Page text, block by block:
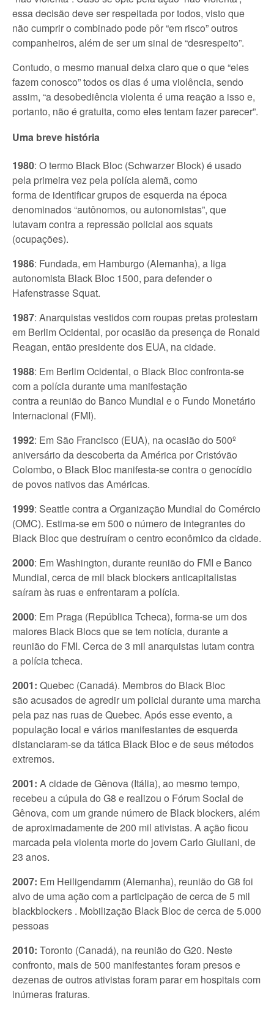
essa decisão deve ser respeitada por todos, visto que
não cumprir o combinado pode pôr “em risco” outros
companheiros, além de ser um sinal de “desrespeito”.
Contudo, o mesmo manual deixa claro que o que “eles
fazem conosco” todos os dias é uma violência, sendo
assim, “a desobediência violenta é uma reação a isso e,
portanto, não é gratuita, como eles tentam fazer parecer”.
Uma breve história
1980: O termo Black Bloc (Schwarzer Block) é usado
pela primeira vez pela polícia alemã, como
forma de identificar grupos de esquerda na época
denominados “autônomos, ou autonomistas”, que
lutavam contra a repressão policial aos squats
(ocupações).
1986: Fundada, em Hamburgo (Alemanha), a liga
autonomista Black Bloc 1500, para defender o
Hafenstrasse Squat.
1987: Anarquistas vestidos com roupas pretas protestam
em Berlim Ocidental, por ocasião da presença de Ronald
Reagan, então presidente dos EUA, na cidade.
1988: Em Berlim Ocidental, o Black Bloc confronta-se
com a polícia durante uma manifestação
contra a reunião do Banco Mundial e o Fundo Monetário
Internacional (FMI).
1992: Em São Francisco (EUA), na ocasião do 500º
aniversário da descoberta da América por Cristóvão
Colombo, o Black Bloc manifesta-se contra o genocídio
de povos nativos das Américas.
1999: Seattle contra a Organização Mundial do Comércio
(OMC). Estima-se em 500 o número de integrantes do
Black Bloc que destruíram o centro econômico da cidade.
2000: Em Washington, durante reunião do FMI e Banco
Mundial, cerca de mil black blockers anticapitalistas
saíram às ruas e enfrentaram a polícia.
2000: Em Praga (República Tcheca), forma-se um dos
maiores Black Blocs que se tem notícia, durante a
reunião do FMI. Cerca de 3 mil anarquistas lutam contra
a polícia tcheca.
2001: Quebec (Canadá). Membros do Black Bloc
são acusados de agredir um policial durante uma marcha
pela paz nas ruas de Quebec. Após esse evento, a
população local e vários manifestantes de esquerda
distanciaram-se da tática Black Bloc e de seus métodos
extremos.
2001: A cidade de Gênova (Itália), ao mesmo tempo,
recebeu a cúpula do G8 e realizou o Fórum Social de
Gênova, com um grande número de Black blockers, além
de aproximadamente de 200 mil ativistas. A ação ficou
marcada pela violenta morte do jovem Carlo Giuliani, de
23 anos.
2007: Em Heiligendamm (Alemanha), reunião do G8 foi
alvo de uma ação com a participação de cerca de 5 mil
blackblockers . Mobilização Black Bloc de cerca de 5.000
pessoas
2010: Toronto (Canadá), na reunião do G20. Neste
confronto, mais de 500 manifestantes foram presos e
dezenas de outros ativistas foram parar em hospitais com
inúmeras fraturas.